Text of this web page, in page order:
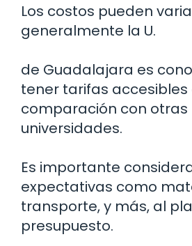
Los costos pueden
generalmente la U.
de Guadalajara es
tener tarifas accesibles
comparación con otras
universidades.
Es importante
expectativas como
transporte, y más, al
presupuesto.